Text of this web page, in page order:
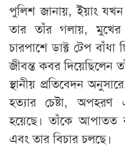
পুলিশ জানায়, ইয়াং
তার তাঁর গলায়,
চারপাশে ডাক্ট টেপ বাঁধা
জীবন্ত কবর দিয়েছিলেন
স্থানীয় প্রতিবেদন
হত্যার চেষ্টা,
হয়েছে। তাঁকে আপাতত
এবং তার বিচার চলছে।